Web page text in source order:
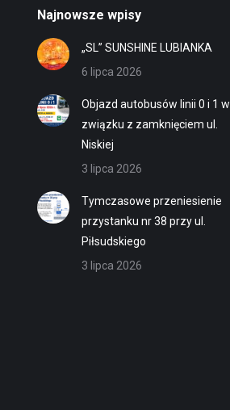
Najnowsze wpisy
„SL” SUNSHINE LUBIANKA
6 lipca 2026
Objazd autobusów linii 0 i 1 w
związku z zamknięciem ul.
Niskiej
3 lipca 2026
Tymczasowe przeniesienie
przystanku nr 38 przy ul.
Piłsudskiego
3 lipca 2026